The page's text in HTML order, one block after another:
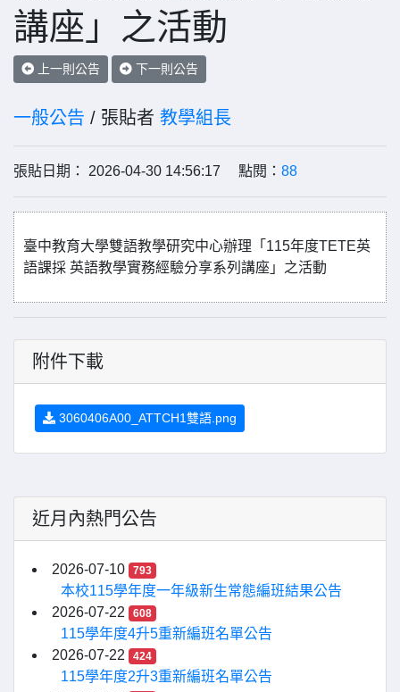
講座」之活動
上一則公告 下一則公告
一般公告 / 張貼者 教學組長
張貼日期： 2026-04-30 14:56:17 點閱： 88
臺中教育大學雙語教學研究中心辦理「115年度TETE英
語課採 英語教學實務經驗分享系列講座」之活動
附件下載
3060406A00_ATTCH1雙語.png
近月內熱門公告
2026-07-10 793
本校115學年度一年級新生常態編班結果公告
2026-07-22
608
115學年度4升5重新編班名單公告
2026-07-22
424
115學年度2升3重新編班名單公告